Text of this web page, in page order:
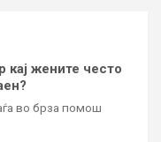
жените често
во брза помош